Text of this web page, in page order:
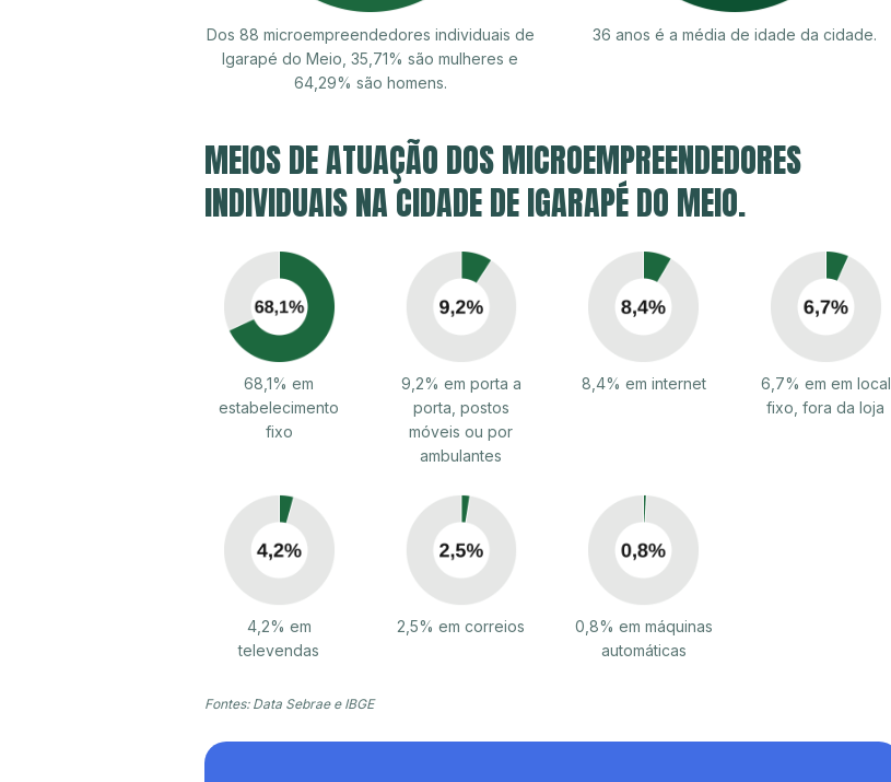
Dos 88 microempreendedores individuais de
Igarapé do Meio, 35,71% são mulheres e
64,29% são homens.
36 anos é a média de idade da cidade.
MEIOS DE ATUAÇÃO DOS MICROEMPREENDEDORES
INDIVIDUAIS NA CIDADE DE IGARAPÉ DO MEIO.
68,1% em
estabelecimento
fixo
9,2% em porta a
porta, postos
móveis ou por
ambulantes
8,4% em internet
6,7% em em local
fixo, fora da loja
4,2% em
televendas
2,5% em correios
0,8% em máquinas
automáticas
Fontes: Data Sebrae e IBGE